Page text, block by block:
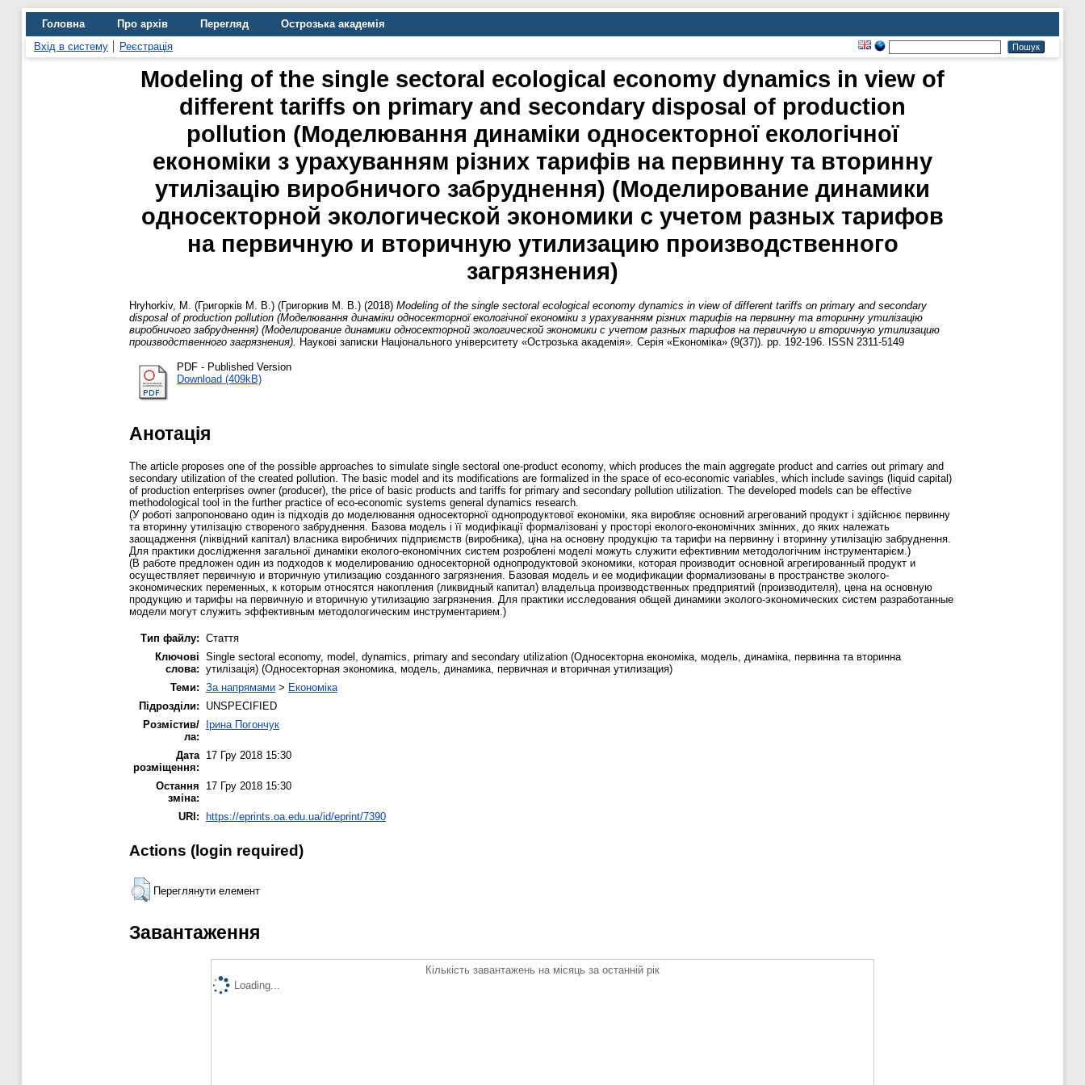
Головна Про архів Перегляд
Острозька академія
Вхід в систему
Реєстрація
Modeling of the single sectoral ecological economy dynamics in view of
different tariffs on primary and secondary disposal of production
pollution (Моделювання динаміки односекторної екологічної
економіки з урахуванням різних тарифів на первинну та вторинну
утилізацію виробничого забруднення) (Моделирование динамики
односекторной экологической экономики с учетом разных тарифов
на первичную и вторичную утилизацию производственного
загрязнения)
Hryhorkiv, M. (Григорків М. В.) (Григоркив М. В.) (2018) Modeling of the single sectoral ecological economy dynamics in view of different tariffs on primary and secondary
disposal of production pollution (Моделювання динаміки односекторної екологічної економіки з урахуванням різних тарифів на первинну та вторинну утилізацію
виробничого забруднення) (Моделирование динамики односекторной экологической экономики с учетом разных тарифов на первичную и вторичную утилизацию
производственного загрязнения).
Наукові записки Національного університету «Острозька академія». Серія «Економіка» (9(37)). pp. 192-196. ISSN 2311-5149
PDF - Published Version
Download (409kB)
Анотація
The article proposes one of the possible approaches to simulate single sectoral one-product economy, which produces the main aggregate product and carries out primary and
secondary utilization of the created pollution. The basic model and its modifications are formalized in the space of eco-economic variables, which include savings (liquid capital)
of production enterprises owner (producer), the price of basic products and tariffs for primary and secondary pollution utilization. The developed models can be effective
methodological tool in the further practice of eco-economic systems general dynamics research.
(У роботі запропоновано один із підходів до моделювання односекторної однопродуктової економіки, яка виробляє основний агрегований продукт і здійснює первинну
та вторинну утилізацію створеного забруднення. Базова модель і її модифікації формалізовані у просторі еколого-економічних змінних, до яких належать
заощадження (ліквідний капітал) власника виробничих підприємств (виробника), ціна на основну продукцію та тарифи на первинну і вторинну утилізацію забруднення.
Для практики дослідження загальної динаміки еколого-економічних систем розроблені моделі можуть служити ефективним методологічним інструментарієм.)
(В работе предложен один из подходов к моделированию односекторной однопродуктовой экономики, которая производит основной агрегированный продукт и
осуществляет первичную и вторичную утилизацию созданного загрязнения. Базовая модель и ее модификации формализованы в пространстве эколого-
экономических переменных, к которым относятся накопления (ликвидный капитал) владельца производственных предприятий (производителя), цена на основную
продукцию и тарифы на первичную и вторичную утилизацию загрязнения. Для практики исследования общей динамики эколого-экономических систем разработанные
модели могут служить эффективным методологическим инструментарием.)
Тип файлу: Стаття
Ключові
слова:
Single sectoral economy, model, dynamics, primary and secondary utilization (Односекторна економіка, модель, динаміка, первинна та вторинна
утилізація) (Односекторная экономика, модель, динамика, первичная и вторичная утилизация)
Теми: За напрямами > Економіка
Підрозділи:
UNSPECIFIED
Розмістив/
ла:
Ірина Погончук
Дата
розміщення:
17 Гру 2018 15:30
Остання
зміна:
17 Гру 2018 15:30
URI: https://eprints.oa.edu.ua/id/eprint/7390
Actions (login required)
Переглянути елемент
Завантаження
Кількість завантажень на місяць за останній рік
Loading...